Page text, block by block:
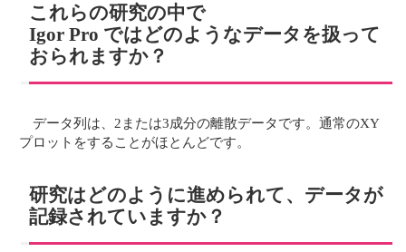
これらの研究の中で
Igor Pro ではどのようなデータを扱って
おられますか？
データ列は、2または3成分の離散データです。通常のXY
プロットをすることがほとんどです。
研究はどのように進められて、データが
記録されていますか？